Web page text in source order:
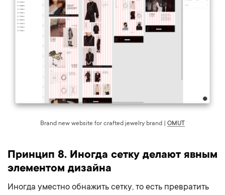
Brand new website for crafted jewelry brand | OMUT
Принцип 8. Иногда сетку делают явным
элементом дизайна
Иногда уместно обнажить сетку, то есть превратить